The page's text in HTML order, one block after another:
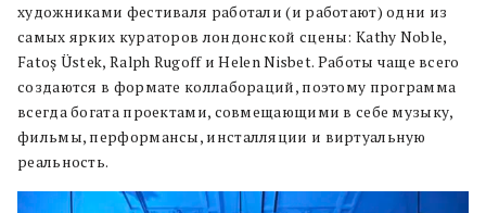
художниками фестиваля работали (и работают) одни из
самых ярких кураторов лондонской сцены: Kathy Noble,
Fatoş Üstek, Ralph Rugoff и Helen Nisbet. Работы чаще всего
создаются в формате коллабораций, поэтому программа
всегда богата проектами, совмещающими в себе музыку,
фильмы, перформансы, инсталляции и виртуальную
реальность.